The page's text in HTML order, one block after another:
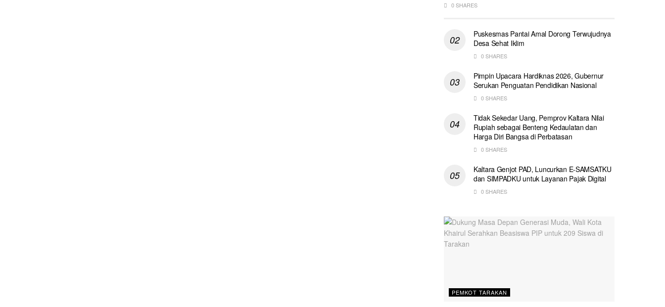
0 SHARES
Puskesmas Pantai Amal Dorong Terwujudnya
Desa Sehat Iklim
0 SHARES
Pimpin Upacara Hardiknas 2026, Gubernur
Serukan Penguatan Pendidikan Nasional
0 SHARES
Tidak Sekedar Uang, Pemprov Kaltara Nilai
Rupiah sebagai Benteng Kedaulatan dan
Harga Diri Bangsa di Perbatasan
0 SHARES
Kaltara Genjot PAD, Luncurkan E-SAMSATKU
dan SIMPADKU untuk Layanan Pajak Digital
0 SHARES
PEMKOT TARAKAN